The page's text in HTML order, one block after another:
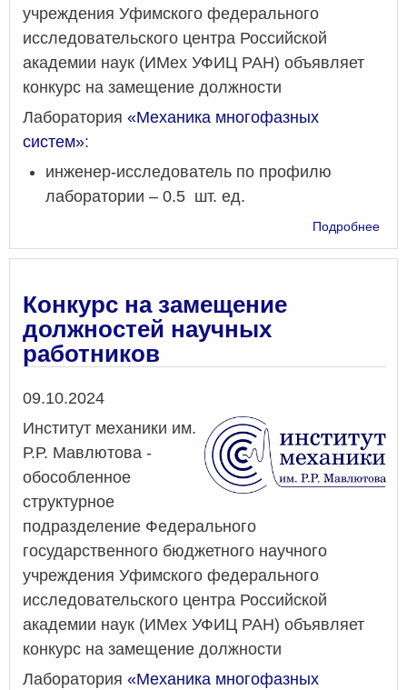
учреждения Уфимского федерального
исследовательского центра Российской
академии наук (ИМех УФИЦ РАН) объявляет
конкурс на замещение должности
Лаборатория «Механика многофазных
систем»:
инженер-исследователь по профилю
лаборатории – 0.5 шт. ед.
Подробнее
на
Конкурс на замещение
должностей научных
работников
Дата
09.10.2024
Институт механики им.
Р.Р. Мавлютова -
обособленное
структурное
подразделение Федерального
государственного бюджетного научного
учреждения Уфимского федерального
исследовательского центра Российской
академии наук (ИМех УФИЦ РАН) объявляет
конкурс на замещение должности
Лаборатория «Механика многофазных